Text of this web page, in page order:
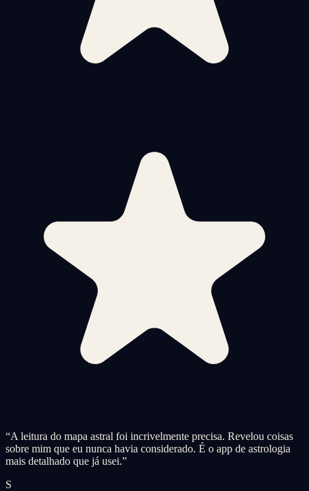
“A leitura do mapa astral foi incrivelmente precisa. Revelou coisas
sobre mim que eu nunca havia considerado. É o app de astrologia
mais detalhado que já usei.”
S